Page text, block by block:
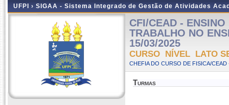
UFPI › SIGAA - Sistema Integrado de Gestão de Atividades
CFI/CEAD -
TRABALHO NO
15/03/2025
CURSO NÍVEL LATO
CHEFIA DO CURSO DE FISICA/CEAD
Turmas